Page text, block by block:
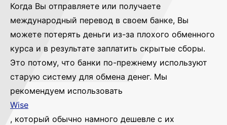
Когда Вы отправляете или получаете
международный перевод в своем банке, Вы
можете потерять деньги из-за плохого обменного
курса и в результате заплатить скрытые сборы.
Это потому, что банки по-прежнему используют
старую систему для обмена денег. Мы
рекомендуем использовать
Wise
, который обычно намного дешевле с их